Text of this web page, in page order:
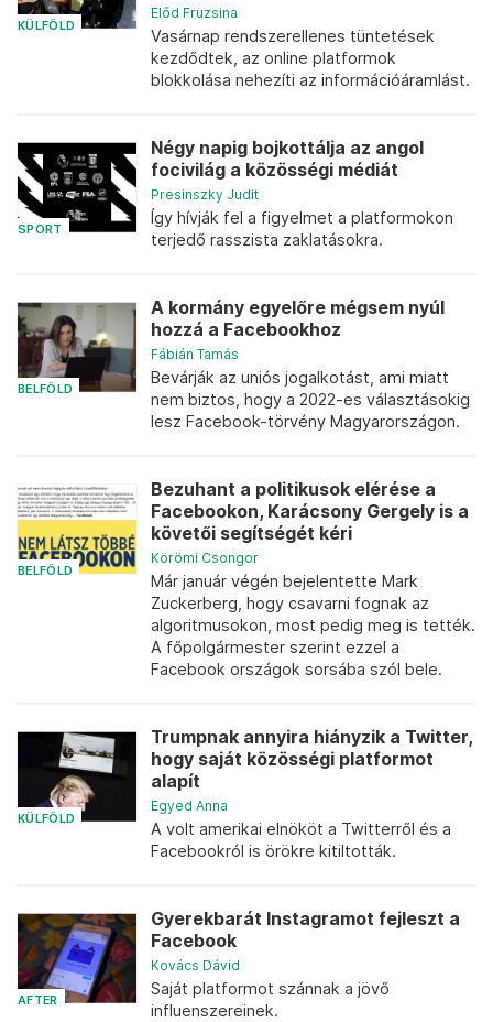
KÜLFÖLD
Előd Fruzsina
Vasárnap rendszerellenes tüntetések
kezdődtek, az online platformok
blokkolása nehezíti az információáramlást.
SPORT
Négy napig bojkottálja az angol
focivilág a közösségi médiát
Presinszky Judit
Így hívják fel a figyelmet a platformokon
terjedő rasszista zaklatásokra.
BELFÖLD
A kormány egyelőre mégsem nyúl
hozzá a Facebookhoz
Fábián Tamás
Bevárják az uniós jogalkotást, ami miatt
nem biztos, hogy a 2022-es választásokig
lesz Facebook-törvény Magyarországon.
BELFÖLD
Bezuhant a politikusok elérése a
Facebookon, Karácsony Gergely is a
követői segítségét kéri
Körömi Csongor
Már január végén bejelentette Mark
Zuckerberg, hogy csavarni fognak az
algoritmusokon, most pedig meg is tették.
A főpolgármester szerint ezzel a
Facebook országok sorsába szól bele.
KÜLFÖLD
Trumpnak annyira hiányzik a Twitter,
hogy saját közösségi platformot
alapít
Egyed Anna
A volt amerikai elnököt a Twitterről és a
Facebookról is örökre kitiltották.
AFTER
Gyerekbarát Instagramot fejleszt a
Facebook
Kovács Dávid
Saját platformot szánnak a jövő
influenszereinek.